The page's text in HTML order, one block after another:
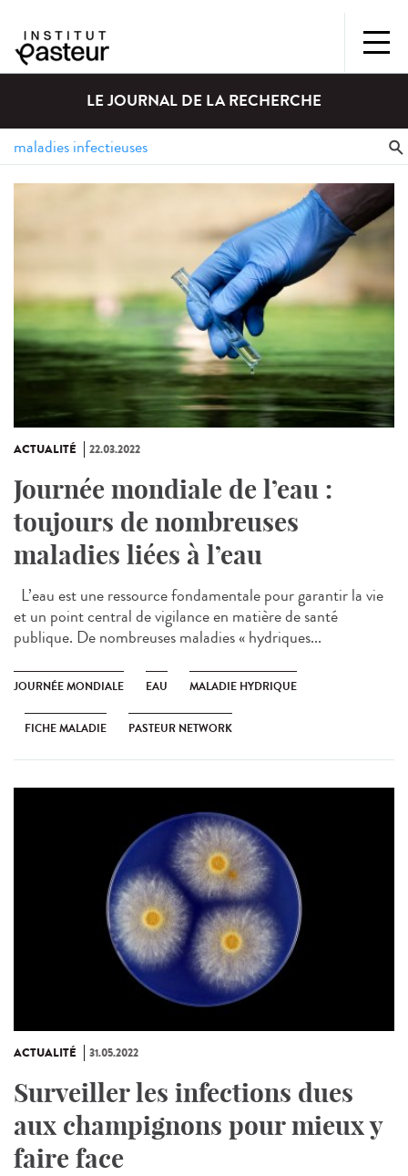
LE JOURNAL DE LA RECHERCHE
ACTUALITÉ 22.03.2022
Journée mondiale de l’eau :
toujours de nombreuses
maladies liées à l’eau
L’eau est une ressource fondamentale pour garantir la vie
et un point central de vigilance en matière de santé
publique. De nombreuses maladies « hydriques...
JOURNÉE MONDIALE EAU MALADIE HYDRIQUE
FICHE MALADIE PASTEUR NETWORK
ACTUALITÉ 31.05.2022
Surveiller les infections dues
aux champignons pour mieux y
faire face